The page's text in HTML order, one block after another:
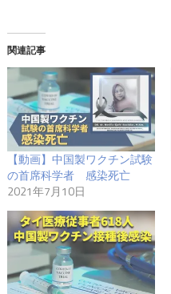
関連記事
【動画】中国製ワクチン試験
の首席科学者 感染死亡
2021年7月10日